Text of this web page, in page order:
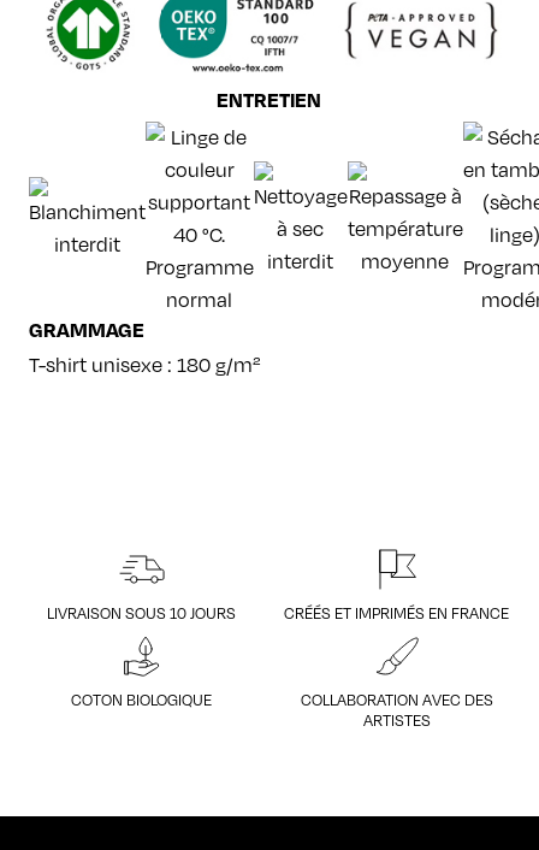
ENTRETIEN
GRAMMAGE
T-shirt unisexe : 180 g/m²
LIVRAISON SOUS 10 JOURS CRÉÉS ET IMPRIMÉS EN FRANCE
COTON BIOLOGIQUE
COLLABORATION AVEC DES
ARTISTES